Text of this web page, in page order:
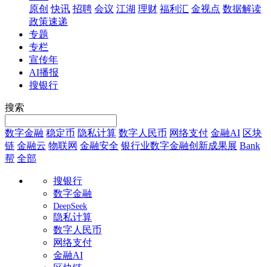
原创 快讯 招聘 会议 江湖 理财 福利汇 金视点 数据解读
政策速递
专题
专栏
宣传年
AI播报
搜银行
搜索
数字金融 稳定币 隐私计算 数字人民币 网络支付 金融AI 区块
链 金融云 物联网 金融安全 银行业数字金融创新成果展 Bank
帮 全部
搜银行
数字金融
DeepSeek
隐私计算
数字人民币
网络支付
金融AI